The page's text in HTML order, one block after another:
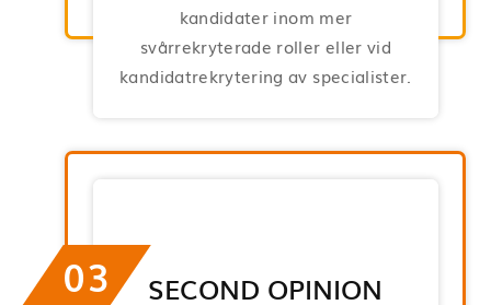
kandidater inom mer
svårrekryterade roller eller vid
kandidatrekrytering av specialister.
03 SECOND OPINION